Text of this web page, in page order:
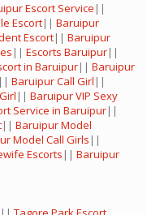
Escort Service ||
Escort|| Baruipur
Escort|| Baruipur
|| Escorts Baruipur||
in Baruipur|| Baruipur
|| Baruipur Call Girl ||
|| Baruipur VIP Sexy
Service in Baruipur||
|| Baruipur Model
Model Call Girls ||
Escorts || Baruipur